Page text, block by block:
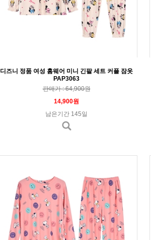
디즈니 정품 여성 홈웨어 미니 긴팔 세트 커플 잠옷
PAP3063
판매가 : 64,900원
14,900원
남은기간 145일